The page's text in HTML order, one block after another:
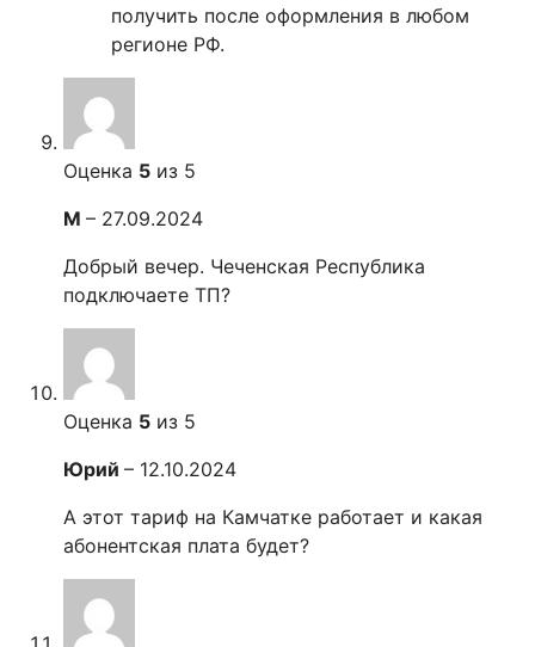
получить после оформления в любом
регионе РФ.
Оценка 5 из 5
М – 27.09.2024
Добрый вечер. Чеченская Республика
подключаете ТП?
Оценка 5 из 5
Юрий – 12.10.2024
А этот тариф на Камчатке работает и какая
абонентская плата будет?